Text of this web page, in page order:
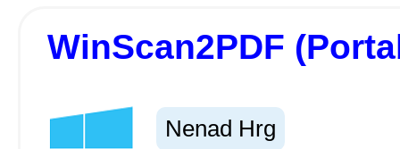
WinScan2PDF
Nenad Hrg